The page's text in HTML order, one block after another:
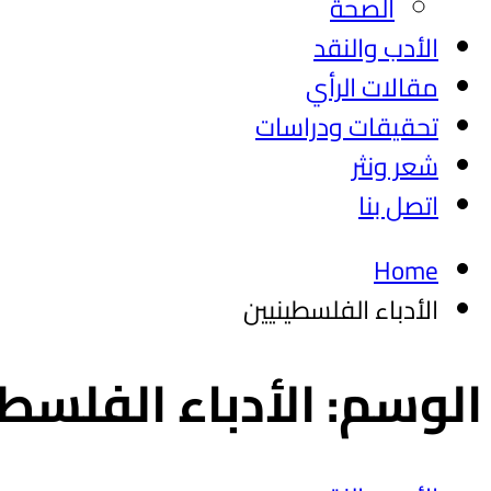
الأدب والنقد
مقالات الرأي
تحقيقات ودراسات
شعر ونثر
اتصل بنا
Home
الأدباء الفلسطينيين
الوسم:الأدباء